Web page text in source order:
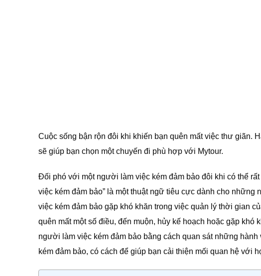
Cuộc sống bận rộn đôi khi khiến bạn quên mất việc thư giãn.
sẽ giúp bạn chọn một chuyến đi phù hợp với Mytour.
Đối phó với một người làm việc kém đảm bảo đôi khi có thể
việc kém đảm bảo” là một thuật ngữ tiêu cực dành cho
việc kém đảm bảo gặp khó khăn trong việc quản lý thời gian
quên mất một số điều, đến muộn, hủy kế hoạch hoặc gặp
người làm việc kém đảm bảo bằng cách quan sát những
kém đảm bảo, có cách để giúp bạn cải thiện mối quan hệ với